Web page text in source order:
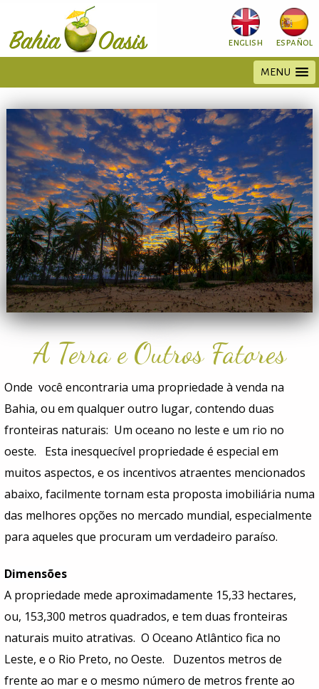
english español
MENU
A Terra e Outros Fatores
Onde você encontraria uma propriedade à venda na
Bahia, ou em qualquer outro lugar, contendo duas
fronteiras naturais: Um oceano no leste e um rio no
oeste. Esta inesquecível propriedade é especial em
muitos aspectos, e os incentivos atraentes mencionados
abaixo, facilmente tornam esta proposta imobiliária numa
das melhores opções no mercado mundial, especialmente
para aqueles que procuram um verdadeiro paraíso.
Dimensões
A propriedade mede aproximadamente 15,33 hectares,
ou, 153,300 metros quadrados, e tem duas fronteiras
naturais muito atrativas. O Oceano Atlântico fica no
Leste, e o Rio Preto, no Oeste. Duzentos metros de
frente ao mar e o mesmo número de metros frente ao